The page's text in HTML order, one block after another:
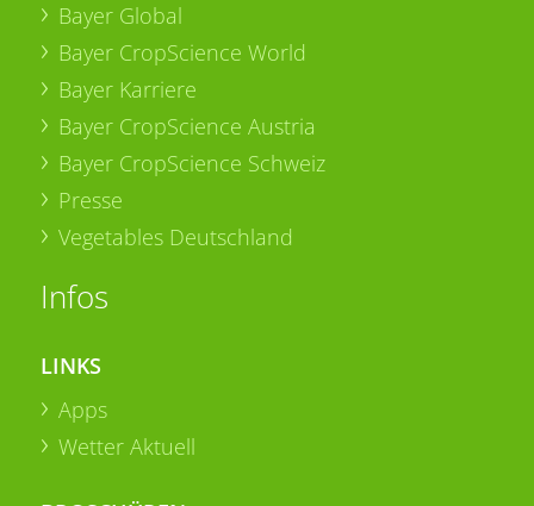
Bayer Global
Bayer CropScience World
Bayer Karriere
Bayer CropScience Austria
Bayer CropScience Schweiz
Presse
Vegetables Deutschland
Infos
LINKS
Apps
Wetter Aktuell